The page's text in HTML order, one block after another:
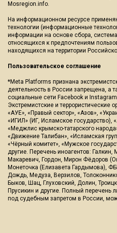
Mosregion.info.
На информационном ресурсе
технологии (информационные
информации на основе сбора,
относящихся к предпочтениям
находящихся на территории
Пользовательское соглашение
*Meta Platforms признана
деятельность в России запрещена, а
социальные сети Facebook и
Экстремистские и террористические
«АУЕ», «Правый сектор», «Азов»,
«ИГИЛ» (ИГ, Исламское государство),
«Меджлис крымско-татарского
«Движение Талибан», «Исламская
«Чёрный комитет», «Мужское
другие. Перечень иноагентов:
Макаревич, Гордон, Мирон Фёдоров
Монеточка (Елизавета Гардымова),
Дождь, Медуза, Верзилов,
Быков, Шац, Глуховский, Долин,
Прусикин и другие. Полный перечень
под судебным запретом в России,